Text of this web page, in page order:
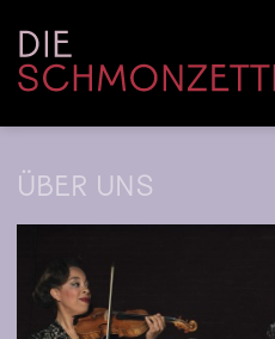
ÜBER UNS